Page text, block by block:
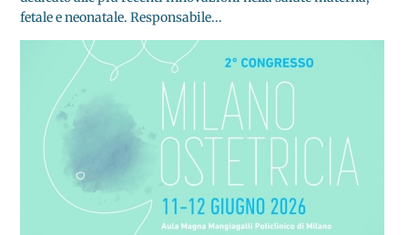
fetale e neonatale. Responsabile...